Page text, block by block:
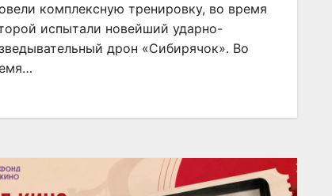
комплексную тренировку, во время
испытали новейший ударно-
дрон «Сибирячок». Во